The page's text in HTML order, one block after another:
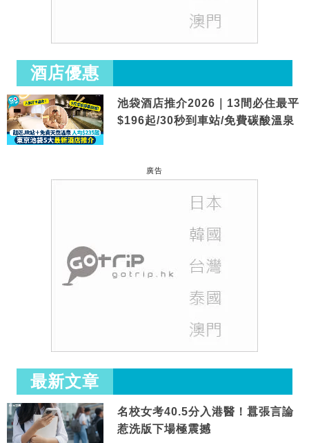
酒店優惠
池袋酒店推介2026｜13間必住最平
$196起/30秒到車站/免費碳酸溫泉
廣告
最新文章
名校女考40.5分入港醫！囂張言論
惹洗版下場極震撼